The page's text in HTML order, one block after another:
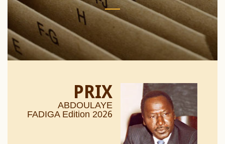
PRIX
ABDOULAYE
FADIGA Edition 2026